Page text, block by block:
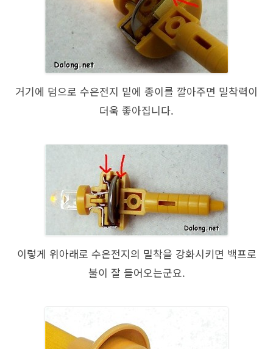
거기에 덤으로 수은전지 밑에 종이를 깔아주면 밀착력이
더욱 좋아집니다.
이렇게 위아래로 수은전지의 밀착을 강화시키면 백프로
불이 잘 들어오는군요.